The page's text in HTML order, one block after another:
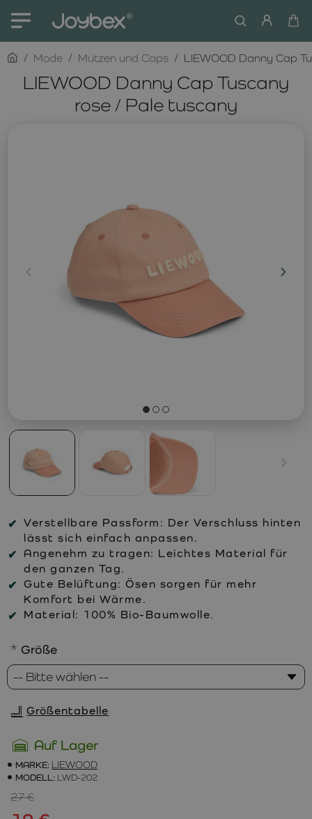
LIEWOOD Danny Cap Tuscany
rose / Pale tuscany
homeMode Mützen und Caps LIEWOOD Danny Cap
Verstellbare Passform: Der Verschluss hinten
lässt sich einfach anpassen.
Angenehm zu tragen: Leichtes Material für
den ganzen Tag.
Gute Belüftung: Ösen sorgen für mehr
Komfort bei Wärme.
Material: 100% Bio-Baumwolle.
Auf Lager
MARKE: LIEWOOD
MODELL: LWD-202
27 €
Größe
Größentabelle